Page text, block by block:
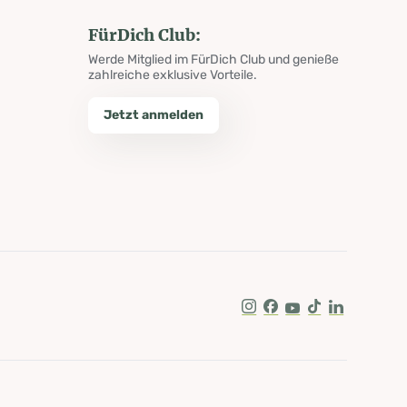
FürDich Club:
Werde Mitglied im FürDich Club und genieße
zahlreiche exklusive Vorteile.
Jetzt anmelden
Instagram
Facebook
Youtube
Tik TokLinkedIn